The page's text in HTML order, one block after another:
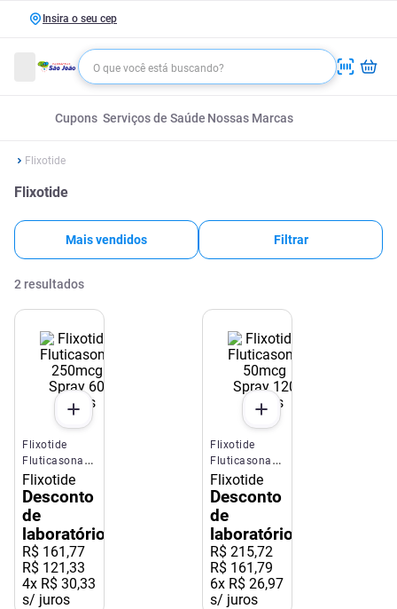
Insira o seu cep
Cupons Serviços de Saúde Nossas Marcas
Flixotide
Flixotide
Mais vendidos Filtrar
2 resultados
Flixotide
Fluticasona
250mcg
Spray 60
doses
Flixotide
Desconto
de
laboratório
R$ 161 ,77
R$ 121,33
4x R$ 30,33
s/ juros
Flixotide
Fluticasona
50mcg Spray
120 doses
Flixotide
Desconto
de
laboratório
R$ 215,72
R$ 161,79
6x R$ 26,97
s/ juros